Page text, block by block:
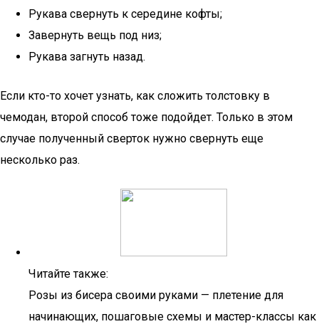
Рукава свернуть к середине кофты;
Завернуть вещь под низ;
Рукава загнуть назад.
Если кто-то хочет узнать, как сложить толстовку в
чемодан, второй способ тоже подойдет. Только в этом
случае полученный сверток нужно свернуть еще
несколько раз.
Читайте также:
Розы из бисера своими руками — плетение для
начинающих, пошаговые схемы и мастер-классы как